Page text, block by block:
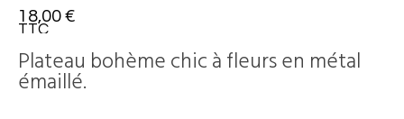
18,00 €
TTC
Plateau bohème chic à fleurs en métal
émaillé.